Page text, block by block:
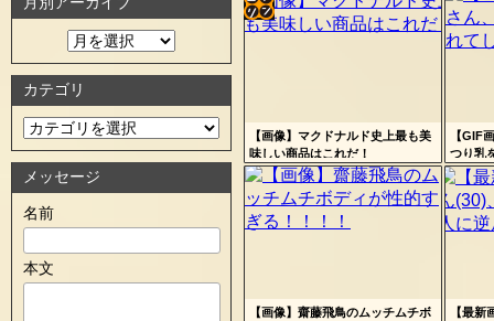
【悲報】日本女さん、今度は「働きたくない、主婦になりたい」
【動画】女の子が一瞬でメロつく男がコレｗｗｗ
が
の
在
【画像】マクドナルド史上最も美
味しい商品はこれだ！
【GIF
つり乳
【画像】齋藤飛鳥のムッチムチボ
【最
コテ
定リ
ンク
更新
カテゴリ
メッセージ
名前
本文